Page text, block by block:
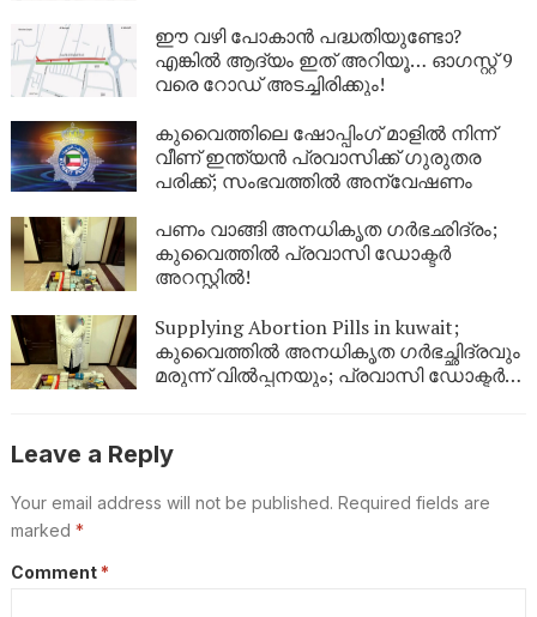
ഈ വഴി പോകാൻ പദ്ധതിയുണ്ടോ?
എങ്കിൽ ആദ്യം ഇത് അറിയൂ… ഓഗസ്റ്റ് 9
വരെ റോഡ് അടച്ചിരിക്കും!
കുവൈത്തിലെ ഷോപ്പിംഗ് മാളിൽ നിന്ന്
വീണ് ഇന്ത്യൻ പ്രവാസിക്ക് ഗുരുതര
പരിക്ക്; സംഭവത്തിൽ അന്വേഷണം
പണം വാങ്ങി അനധികൃത ഗർഭഛിദ്രം;
കുവൈത്തിൽ പ്രവാസി ഡോക്ടർ
അറസ്റ്റിൽ!
Supplying Abortion Pills ​in kuwait;
കുവൈത്തിൽ അനധികൃത ഗർഭച്ഛിദ്രവും
മരുന്ന് വിൽപ്പനയും; പ്രവാസി ഡോക്ടർ
Leave a Reply
Your email address will not be published. Required fields are
marked *
Comment *